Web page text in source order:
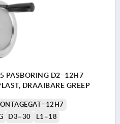
PASBORING D2=12H7
DRAAIBARE GREEP
D3=30
L1=18